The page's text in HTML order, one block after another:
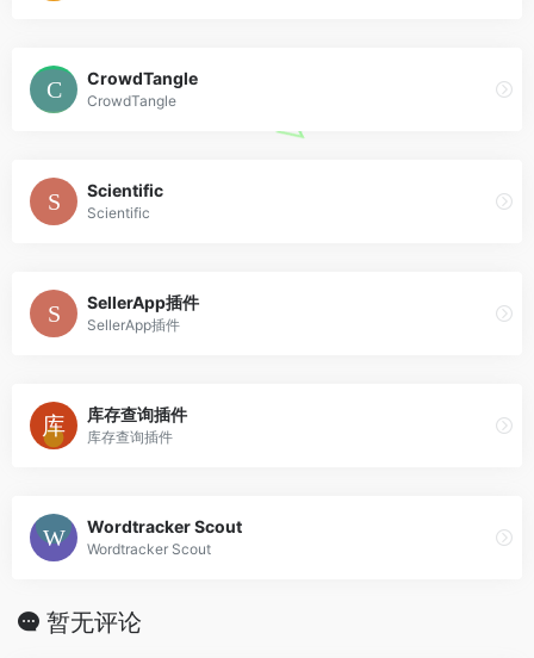
CrowdTangle
CrowdTangle
Scientific
Scientific
SellerApp插件
SellerApp插件
库存查询插件
库存查询插件
Wordtracker Scout
Wordtracker Scout
暂无评论